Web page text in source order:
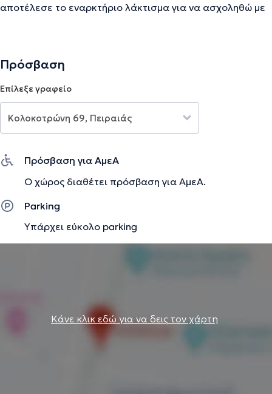
αποτέλεσε το εναρκτήριο λάκτισμα για να ασχοληθώ με
σπουδάσω Φιλοσοφία, Παιδαγωγική και Ψυχολογία στο
εξακολουθώ να εργάζομαι με παιδιά διαφόρων ηλικιακών
εργαστεί ως ειδική παιδαγωγός παράλληλης στήριξης. Το
στο επάγγελμά μου καλούμαι να αντιμετωπίσω δύο
παιδιά: αυτό που έχω απέναντι μου και αυτό που κρύβω
μέσα μου! Αυτή ακριβώς η συνειδητοποίηση ήταν που με
οδήγησε στο να συνεχίσω τις μεταπτυχιακές μου
σπουδές στη Ψυχολογία. Παρακολούθησα με επιτυχία το
Μεταπτυχιακό Πρόγραμμα Σπουδών με τίτλο:
Συμβουλευτική Ψυχολογία και Συμβουλευτική στην Υγεία,
προσφέρει συμβουλές κι έτοιμες λύσεις στον
συμβουλευόμενο: αντιθέτως, συζητά μαζί του και
συνδιαλέγεται προκειμένου να οδηγηθεί ο
Πρόσβαση
Επίλεξε γραφείο
Πρόσβαση για ΑμεΑ
Ο χώρος διαθέτει πρόσβαση για ΑμεΑ.
Parking
Υπάρχει εύκολο parking
Κάνε κλικ εδώ για να δεις τον χάρτη